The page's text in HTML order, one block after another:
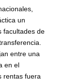
un
facultades de
entre una
en el
rentas fuera